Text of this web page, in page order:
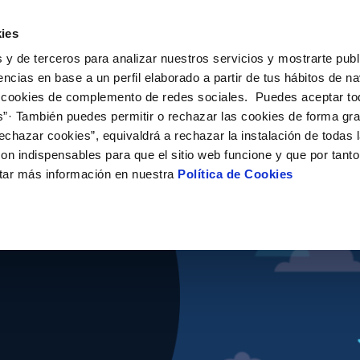
y de terceros para analizar nuestros servicios y mostrarte
en base a un perfil elaborado a partir de tus hábitos de
de complemento de redes sociales. Puedes aceptar
También puedes permitir o rechazar las cookies de forma
cookies”, equivaldrá a rechazar la instalación de todas
indispensables para que el sitio web funcione y que por
más información en nuestra Política de Cookies
de titular
de suministro
MODIFICACIÓN DE DATOS
Actualizar datos bancarios
Actualizar datos de domicilio
Tu Servicio
AL CLIENTE
contacto
interés
y afectaciones
COMPROMISO DE SERVICIO
Customer Counsel (Defensa del
Normativa del servicio
Tu Agua
del agua
ACTUACIONES EN LA RED
Conócenos
DE GESTIÓN Y CERTIFICADOS
CONTRATACIÓN
Condiciones Generales de
Contrataciones
"Jóvenes